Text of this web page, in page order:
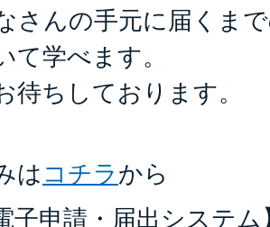
さんの手元に届くま
て学べます。
待ちしております。
は コチラから
子申請・届出システム